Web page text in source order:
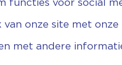
onze site met
met andere